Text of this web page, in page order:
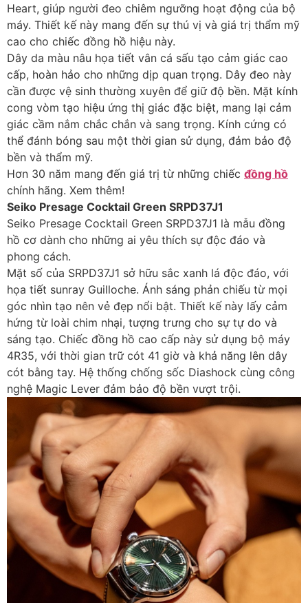
Heart, giúp người đeo chiêm ngưỡng hoạt động của bộ
máy. Thiết kế này mang đến sự thú vị và giá trị thẩm mỹ
cao cho chiếc đồng hồ hiệu này.
Dây da màu nâu họa tiết vân cá sấu tạo cảm giác cao
cấp, hoàn hảo cho những dịp quan trọng. Dây đeo này
cần được vệ sinh thường xuyên để giữ độ bền. Mặt kính
cong vòm tạo hiệu ứng thị giác đặc biệt, mang lại cảm
giác cầm nắm chắc chắn và sang trọng. Kính cứng có
thể đánh bóng sau một thời gian sử dụng, đảm bảo độ
bền và thẩm mỹ.
Hơn 30 năm mang đến giá trị từ những chiếc đồng hồ
chính hãng. Xem thêm!
Seiko Presage Cocktail Green SRPD37J1
Seiko Presage Cocktail Green SRPD37J1 là mẫu đồng
hồ cơ dành cho những ai yêu thích sự độc đáo và
phong cách.
Mặt số của SRPD37J1 sở hữu sắc xanh lá độc đáo, với
họa tiết sunray Guilloche. Ánh sáng phản chiếu từ mọi
góc nhìn tạo nên vẻ đẹp nổi bật. Thiết kế này lấy cảm
hứng từ loài chim nhại, tượng trưng cho sự tự do và
sáng tạo. Chiếc đồng hồ cao cấp này sử dụng bộ máy
4R35, với thời gian trữ cót 41 giờ và khả năng lên dây
cót bằng tay. Hệ thống chống sốc Diashock cùng công
nghệ Magic Lever đảm bảo độ bền vượt trội.